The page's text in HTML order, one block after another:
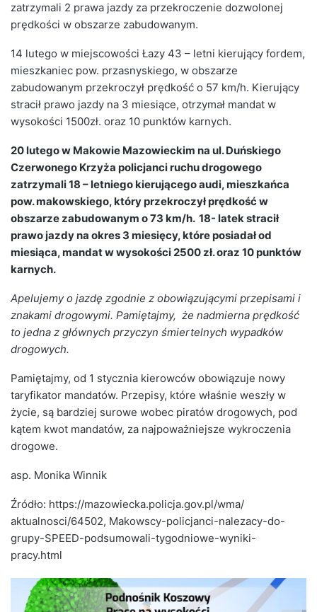
zatrzymali 2 prawa jazdy za przekroczenie dozwolonej
prędkości w obszarze zabudowanym.
14 lutego w miejscowości Łazy 43 – letni kierujący fordem,
mieszkaniec pow. przasnyskiego, w obszarze
zabudowanym przekroczył prędkość o 57 km/h. Kierujący
stracił prawo jazdy na 3 miesiące, otrzymał mandat w
wysokości 1500zł. oraz 10 punktów karnych.
20 lutego w Makowie Mazowieckim na ul. Duńskiego
Czerwonego Krzyża policjanci ruchu drogowego
zatrzymali 18 – letniego kierującego audi, mieszkańca
pow. makowskiego, który przekroczył prędkość w
obszarze zabudowanym o 73 km/h. 18- latek stracił
prawo jazdy na okres 3 miesięcy, które posiadał od
miesiąca, mandat w wysokości 2500 zł. oraz 10 punktów
karnych.
Apelujemy o jazdę zgodnie z obowiązującymi przepisami i
znakami drogowymi. Pamiętajmy, że nadmierna prędkość
to jedna z głównych przyczyn śmiertelnych wypadków
drogowych.
Pamiętajmy, od 1 stycznia kierowców obowiązuje nowy
taryfikator mandatów. Przepisy, które właśnie weszły w
życie, są bardziej surowe wobec piratów drogowych, pod
kątem kwot mandatów, za najpoważniejsze wykroczenia
drogowe.
asp. Monika Winnik
Źródło: https://mazowiecka.policja.gov.pl/wma/
aktualnosci/64502, Makowscy-policjanci-nalezacy-do-
grupy-SPEED-podsumowali-tygodniowe-wyniki-
pracy.html